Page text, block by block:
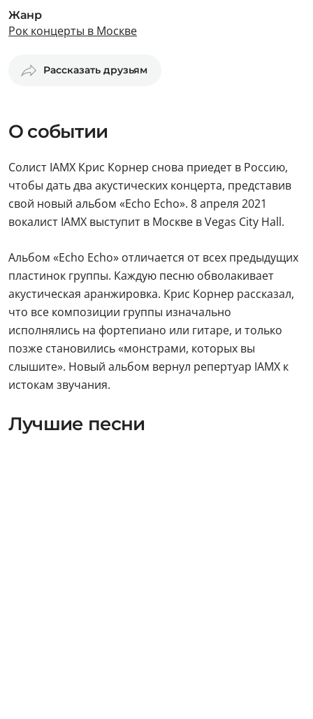
Жанр
Рок концерты в Москве
Рассказать друзьям
О событии
Солист IAMX Крис Корнер снова приедет в Россию,
чтобы дать два акустических концерта, представив
свой новый альбом «Echo Echo». 8 апреля 2021
вокалист IAMX выступит в Москве в Vegas City Hall.
Альбом «Echo Echo» отличается от всех предыдущих
пластинок группы. Каждую песню обволакивает
акустическая аранжировка. Крис Корнер рассказал,
что все композиции группы изначально
исполнялись на фортепиано или гитаре, и только
позже становились «монстрами, которых вы
слышите». Новый альбом вернул репертуар IAMX к
истокам звучания.
Лучшие песни